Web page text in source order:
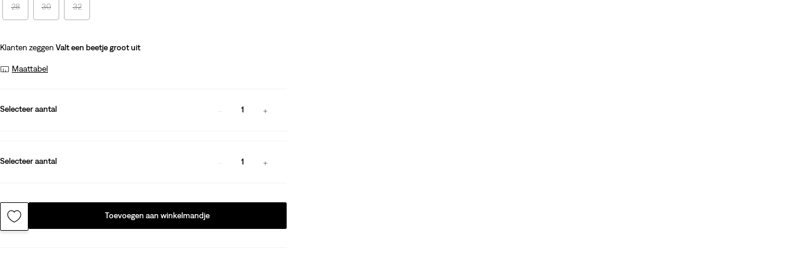
28 30 32
Klanten zeggen Valt een beetje groot uit
Maattabel
Selecteer aantal 1
Selecteer aantal 1
Toevoegen aan winkelmandje